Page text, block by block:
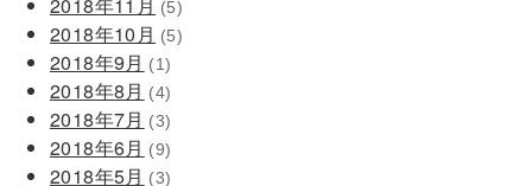
(5)
2018年10月 (5)
2018年9月 (1)
2018年8月 (4)
2018年7月 (3)
2018年6月 (9)
2018年5月 (3)